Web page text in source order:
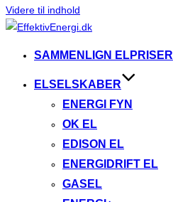
Videre til indhold
SAMMENLIGN ELPRISER
ELSELSKABER
ENERGI FYN
OK EL
EDISON EL
ENERGIDRIFT EL
GASEL